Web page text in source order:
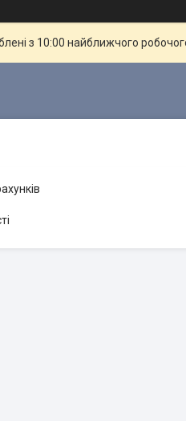
з 10:00 найближчого